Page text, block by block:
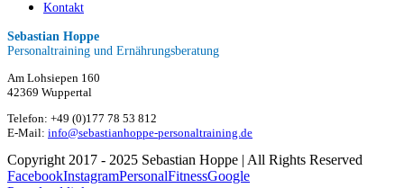
Kontakt
Sebastian Hoppe
Personaltraining und Ernährungsberatung
Am Lohsiepen 160
42369 Wuppertal
Telefon: +49 (0)177 78 53 812
E-Mail: info@sebastianhoppe-personaltraining.de
Copyright 2017 - 2025 Sebastian Hoppe | All Rights Reserved
FacebookInstagramPersonalFitnessGoogle